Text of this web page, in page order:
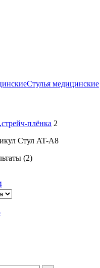
Стулья медицинские
плёнка 2
Стул AT-A8
(2)